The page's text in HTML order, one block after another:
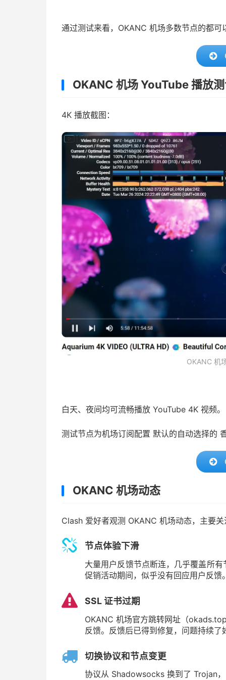
通过测试来看，OKANC 机场多数节点的都可
OKANC 机场 YouTube 播放
4K 播放截图：
OKANC 机
白天、夜间均可流畅播放 YouTube 4K 视频。
测试节点为机场订阅配置 默认的自动选择的
OKANC 机场动态
Clash 爱好者观测 OKANC 机场动态，主要
节点体验下滑
大量用户反馈节点断连，几乎覆盖所
促销活动期间，似乎没有回应用户反
SSL 证书过期
OKANC 机场官方跳转网址（
反馈。反馈后已得到修复，问题持续
切换协议和节点变更
协议从 Shadowsocks 换到了 Trojan